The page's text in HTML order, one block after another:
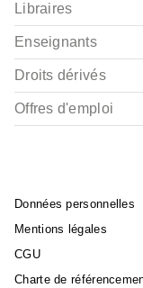
Libraires
Enseignants
Droits dérivés
Offres d'emploi
Données personnelles
Mentions légales
CGU
Charte de